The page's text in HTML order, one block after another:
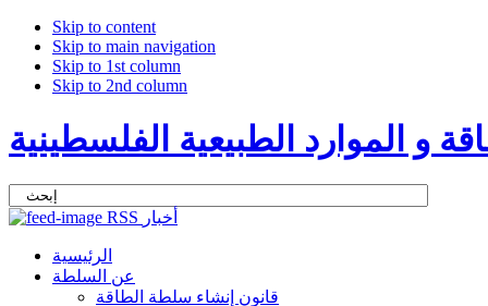
Skip to content
Skip to main navigation
Skip to 1st column
Skip to 2nd column
و الموارد الطبيعية الفلسطينية
RSS أخبار
الرئيسية
عن السلطة
قانون إنشاء سلطة الطاقة